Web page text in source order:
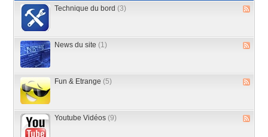
Technique du bord (3)
News du site (1)
Fun & Etrange (5)
Youtube Vidéos (9)